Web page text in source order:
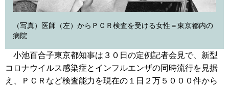
（写真）医師（左）からＰＣＲ検査を受ける女性＝東京都内の
病院
小池百合子東京都知事は３０日の定例記者会見で、新型
コロナウイルス感染症とインフルエンザの同時流行を見据
え、ＰＣＲなど検査能力を現在の１日２万５０００件から